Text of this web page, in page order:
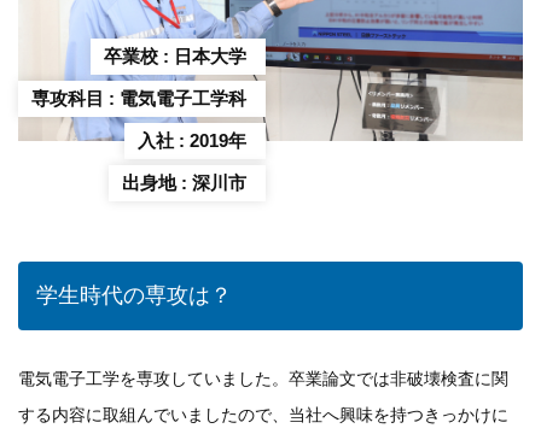
卒業校 : 日本大学
専攻科目 : 電気電子工学科
入社 : 2019年
出身地 : 深川市
学生時代の専攻は？
電気電子工学を専攻していました。卒業論文では非破壊検査に関
する内容に取組んでいましたので、当社へ興味を持つきっかけに